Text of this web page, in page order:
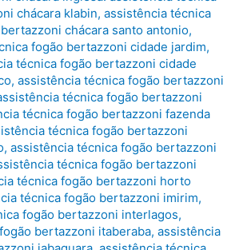
chácara klabin, assistência técnica
chácara santo antonio,
fogão bertazzoni cidade jardim,
técnica fogão bertazzoni cidade
, assistência técnica fogão bertazzoni
técnica fogão bertazzoni
técnica fogão bertazzoni fazenda
técnica fogão bertazzoni
, assistência técnica fogão bertazzoni
técnica fogão bertazzoni
técnica fogão bertazzoni horto
técnica fogão bertazzoni imirim,
fogão bertazzoni interlagos,
bertazzoni itaberaba, assistência